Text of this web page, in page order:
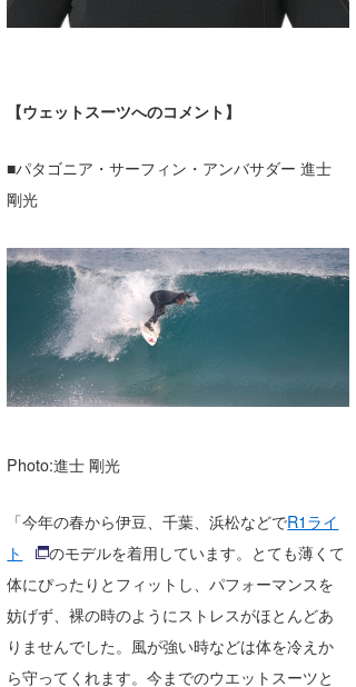
【ウェットスーツへのコメント】
■パタゴニア・サーフィン・アンバサダー 進士
剛光
Photo:進士 剛光
「今年の春から伊豆、千葉、浜松などでR1ライ
ト
のモデルを着用しています。とても薄くて
体にぴったりとフィットし、パフォーマンスを
妨げず、裸の時のようにストレスがほとんどあ
りませんでした。風が強い時などは体を冷えか
ら守ってくれます。今までのウエットスーツと